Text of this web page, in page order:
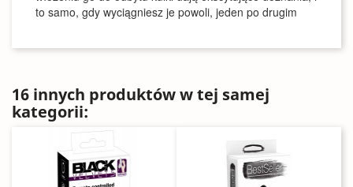
to samo, gdy wyciągniesz je powoli, jeden po drugim
16 innych produktów w tej samej
kategorii: